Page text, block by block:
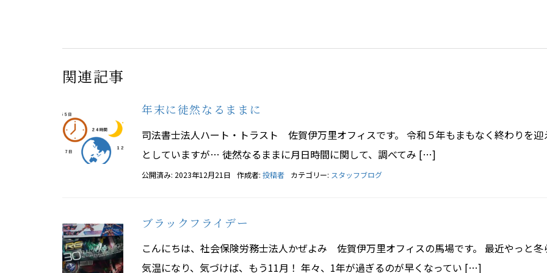
関連記事
年末に徒然なるままに
司法書士法人ハート・トラスト 佐賀伊万里オフィスです。 令和５年もまもなく終わりを迎
としていますが… 徒然なるままに月日時間に関して、調べてみ […]
公開済み: 2023年12月21日 作成者: 投稿者 カテゴリー: スタッフブログ
ブラックフライデー
こんにちは、社会保険労務士法人かぜよみ 佐賀伊万里オフィスの馬場です。 最近やっと冬
気温になり、気づけば、もう11月！ 年々、1年が過ぎるのが早くなってい […]